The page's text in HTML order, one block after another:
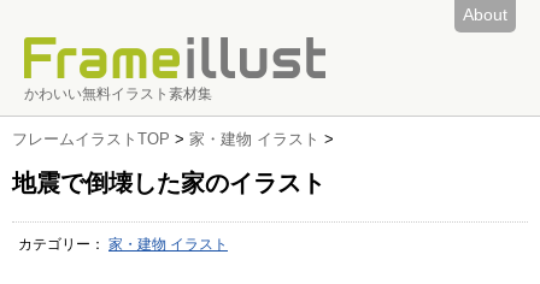
About
かわいい無料イラスト素材集
フレームイラストTOP > 家・建物 イラスト >
地震で倒壊した家のイラスト
カテゴリー： 家・建物 イラスト